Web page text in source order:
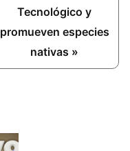
Post:
Tecnológico y
promueven especies
nativas »